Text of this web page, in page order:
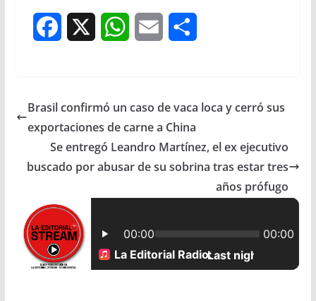
e
o
k
W
t
A
p
i
l
r
Brasil confirmó un caso de vaca loca y cerró sus
exportaciones de carne a China
Se entregó Leandro Martínez, el ex ejecutivo
buscado por abusar de su sobrina tras estar tres
años prófugo